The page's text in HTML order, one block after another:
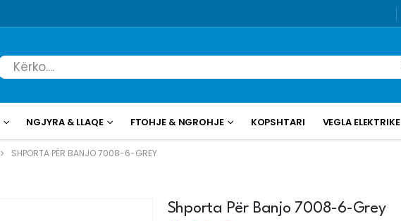
NGJYRA & LLAQE FTOHJE & NGROHJE KOPSHTARI VEGLA ELEKTRIKE
SHPORTA PËR BANJO 7008-6-GREY
Shporta Për Banjo 7008-6-Grey